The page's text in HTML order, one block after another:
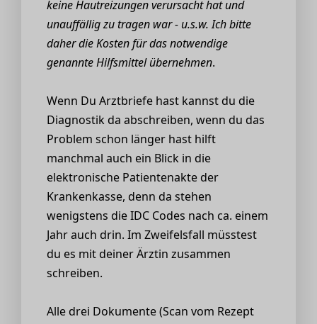
keine Hautreizungen verursacht hat und
unauffällig zu tragen war - u.s.w. Ich bitte
daher die Kosten für das notwendige
genannte Hilfsmittel übernehmen.
Wenn Du Arztbriefe hast kannst du die
Diagnostik da abschreiben, wenn du das
Problem schon länger hast hilft
manchmal auch ein Blick in die
elektronische Patientenakte der
Krankenkasse, denn da stehen
wenigstens die IDC Codes nach ca. einem
Jahr auch drin. Im Zweifelsfall müsstest
du es mit deiner Ärztin zusammen
schreiben.
Alle drei Dokumente (Scan vom Rezept